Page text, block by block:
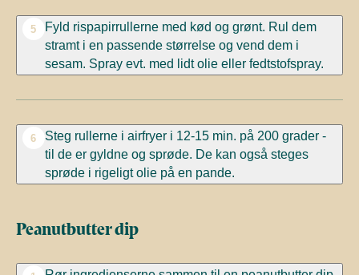
5
Fyld rispapirrullerne med kød og grønt. Rul dem
stramt i en passende størrelse og vend dem i
sesam. Spray evt. med lidt olie eller fedtstofspray.
6
Steg rullerne i airfryer i 12-15 min. på 200 grader -
til de er gyldne og sprøde. De kan også steges
sprøde i rigeligt olie på en pande.
Peanutbutter dip